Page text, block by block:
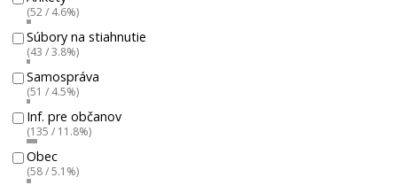
(52 / 4.6%)
Súbory na stiahnutie
(43 / 3.8%)
Samospráva
(51 / 4.5%)
Inf. pre občanov
(135 / 11.8%)
Obec
(58 / 5.1%)